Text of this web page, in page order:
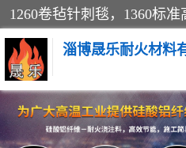
淄博晟乐耐火材料
硅酸铝挡渣棉